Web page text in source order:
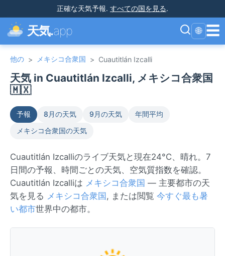
正確な天気予報. すべての国を見る.
天気.app 🌐 ☰
他の > メキシコ合衆国 > Cuautitlán Izcalli
天気 in Cuautitlán Izcalli, メキシコ合衆国
🇲🇽
予報 8月の天気 9月の天気
年間平均
メキシコ合衆国の天気
Cuautitlán Izcalliのライブ天気と現在24°C、晴れ。7
日間の予報、時間ごとの天気、空気質指数を確認。
Cuautitlán Izcalliは メキシコ合衆国 — 主要都市の天
気を見る メキシコ合衆国 , または閲覧 今すぐ最も暑
い都市世界中の都市。